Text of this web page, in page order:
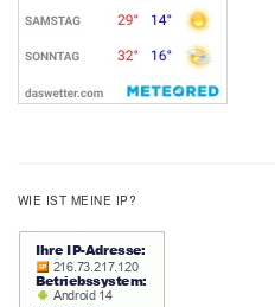
WIE IST MEINE IP?